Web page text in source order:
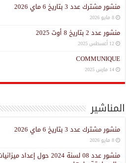
منشور مشترك عدد 3 بتاريخ 6 ماي 2026
8 مايو 2026
منشور عدد 2 بتاريخ 8 أوت 2025
12 أغسطس 2025
COMMUNIQUE
14 مارس 2025
المناشير
منشور مشترك عدد 3 بتاريخ 6 ماي 2026
8 مايو 2026